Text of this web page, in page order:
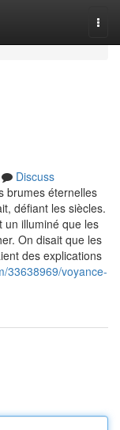
Discuss
brumes éternelles
défiant les siècles.
un illuminé que les
On disait que les
des explications
33638969/voyance-